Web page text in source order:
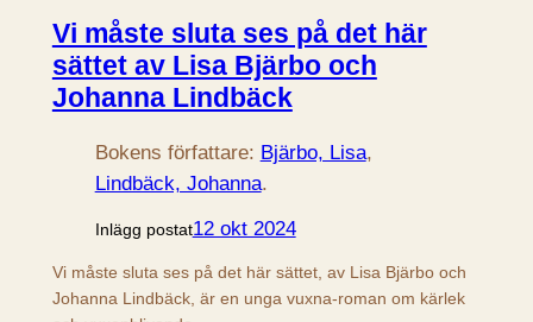
Vi måste sluta ses på det här
sättet av Lisa Bjärbo och
Johanna Lindbäck
Bokens författare: Bjärbo, Lisa
Lindbäck, Johanna.
Inlägg postat12 okt 2024
Vi måste sluta ses på det här sättet, av Lisa Bjärbo och
Johanna Lindbäck, är en unga vuxna-roman om kärlek